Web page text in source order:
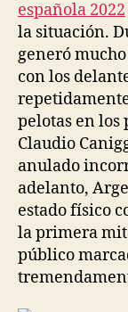
española 2022
la situación.
generó
con los
pelotas en los
Claudio
anulado
adelanto,
estado físico
la primera
público